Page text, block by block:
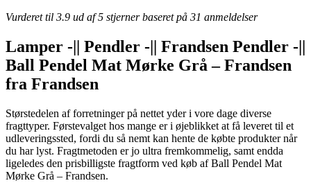
Vurderet til 3.9 ud af 5 stjerner baseret på 31 anmeldelser
Lamper -|| Pendler -|| Frandsen Pendler -||
Ball Pendel Mat Mørke Grå – Frandsen
fra Frandsen
Størstedelen af forretninger på nettet yder i vore dage diverse
fragttyper. Førstevalget hos mange er i øjeblikket at få leveret til et
udleveringssted, fordi du så nemt kan hente de købte produkter når
du har lyst. Fragtmetoden er jo ultra fremkommelig, samt endda
ligeledes den prisbilligste fragtform ved køb af Ball Pendel Mat
Mørke Grå – Frandsen.